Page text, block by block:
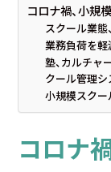
コロナ禍、小規
スクール業
業務負荷を
塾、カルチャ
クール管理シ
小規模スクー
コロナ